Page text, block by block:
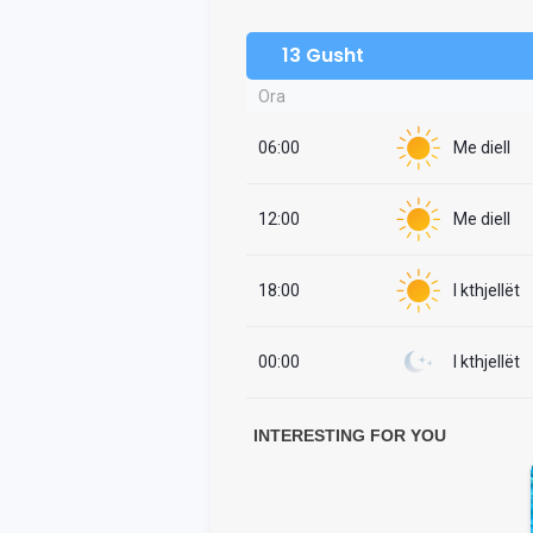
13 Gusht
Ora
06:00 Me diell
12:00 Me diell
18:00 I kthjellët
00:00 I kthjellët